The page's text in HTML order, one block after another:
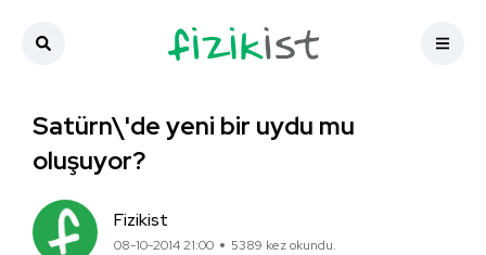
Satürn\'de yeni bir uydu mu
oluşuyor?
Fizikist
08-10-2014 21:00 5389 kez okundu.